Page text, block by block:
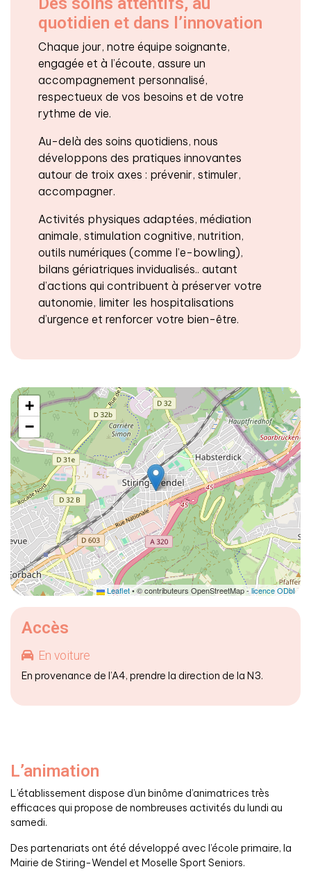
quotidien et dans l’innovation
Chaque jour, notre équipe soignante,
engagée et à l’écoute, assure un
accompagnement personnalisé,
respectueux de vos besoins et de votre
rythme de vie.
Au-delà des soins quotidiens, nous
développons des pratiques innovantes
autour de troix axes : prévenir, stimuler,
accompagner.
Activités physiques adaptées, médiation
animale, stimulation cognitive, nutrition,
outils numériques (comme l’e-bowling),
bilans gériatriques invidualisés.. autant
d’actions qui contribuent à préserver votre
autonomie, limiter les hospitalisations
d’urgence et renforcer votre bien-être.
+
−
Leaflet• © contributeurs OpenStreetMap -licence ODbL
Accès
En voiture
En provenance de l’A4, prendre la direction de la N3.
L’animation
L’établissement dispose d’un binôme d’animatrices très
efficaces qui propose de nombreuses activités du lundi au
samedi.
Des partenariats ont été développé avec l’école primaire, la
Mairie de Stiring-Wendel et Moselle Sport Seniors.